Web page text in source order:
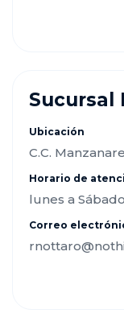
Sucursal
Ubicación
C.C.
Horario de
lunes a
Correo